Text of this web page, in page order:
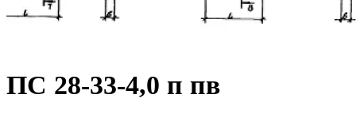
ПС 28-33-4,0 п пв